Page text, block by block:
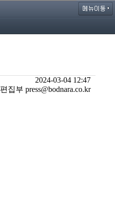
2024-03-04 12:47
편집부 press@bodnara.co.kr